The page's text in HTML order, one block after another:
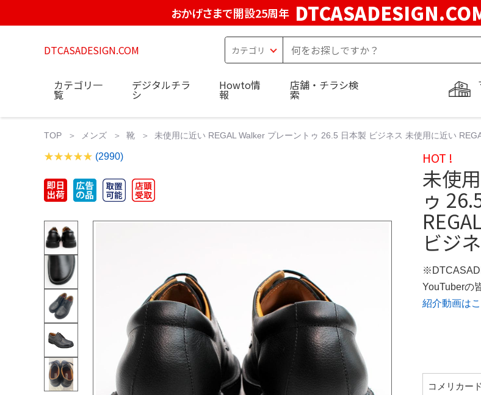
おかげさまで開設25周年
DTCASADESIGN.COM
カテゴリ一
覧
デジタルチラ
シ
Howto情
報
店舗・チラシ検
索
TOP メンズ 靴 未使用に近い REGAL Walker プレーントゥ 26.5 日本製 ビジネス 未使用に近い
(2990) HOT !
未使
ゥ
ビジ
YouTuberの
紹介動画は
コメリカー